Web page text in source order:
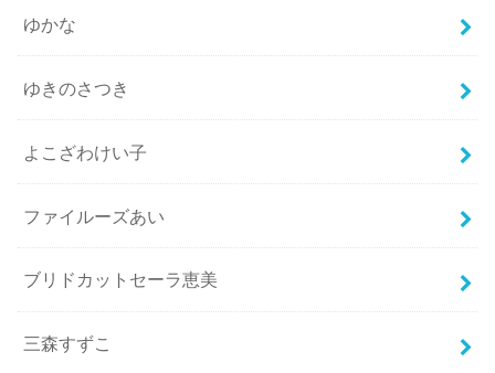
ゆかな
ゆきのさつき
よこざわけい子
ファイルーズあい
ブリドカットセーラ恵美
三森すずこ